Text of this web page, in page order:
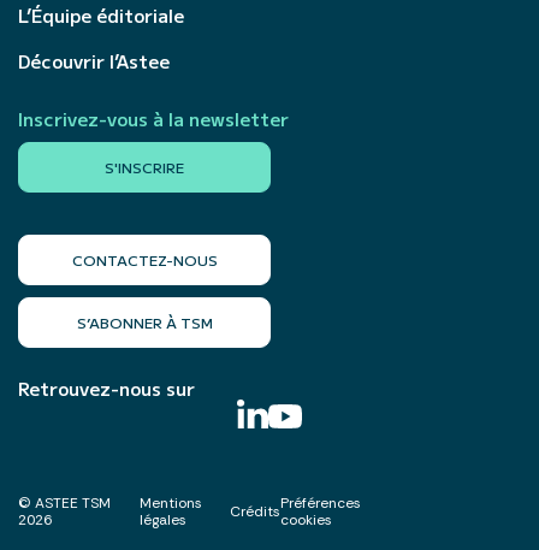
L’Équipe éditoriale
Découvrir l’Astee
Inscrivez-vous à la newsletter
S'INSCRIRE
CONTACTEZ-NOUS
S’ABONNER À TSM
Retrouvez-nous sur
© ASTEE TSM
2026
Mentions
légales
CréditsPréférences
cookies